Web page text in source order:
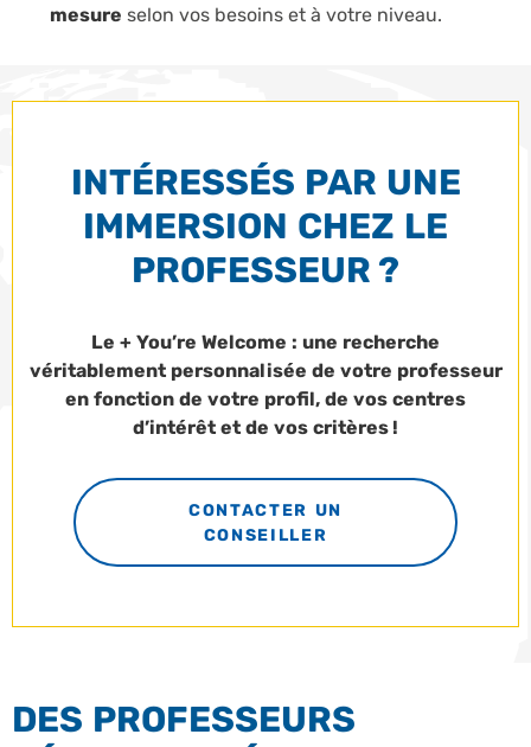
mesure selon vos besoins et à votre niveau.
INTÉRESSÉS PAR UNE
IMMERSION CHEZ LE
PROFESSEUR ?
Le + You’re Welcome : une recherche
véritablement personnalisée de votre professeur
en fonction de votre profil, de vos centres
d’intérêt et de vos critères !
CONTACTER UN
CONSEILLER
DES PROFESSEURS